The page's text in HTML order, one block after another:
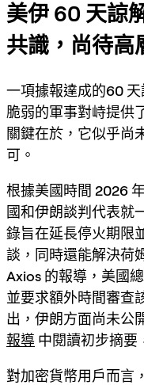
美伊 60 天諒
共識，尚待高
一項據報達成的60 天
脆弱的軍事對峙提供
關鍵在於，它似乎尚
可 。
根據美國時間 2026
國和伊朗談判代表就
錄旨在延長停火期限
談 ，同時還能解決荷
Axios 的報導，美國
並要求額外時間審查
出，伊朗方面尚未公
報導 中閱讀初步摘要
對加密貨幣用戶而言